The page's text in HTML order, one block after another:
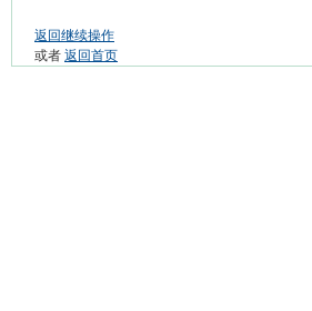
返回继续操作
或者 返回首页